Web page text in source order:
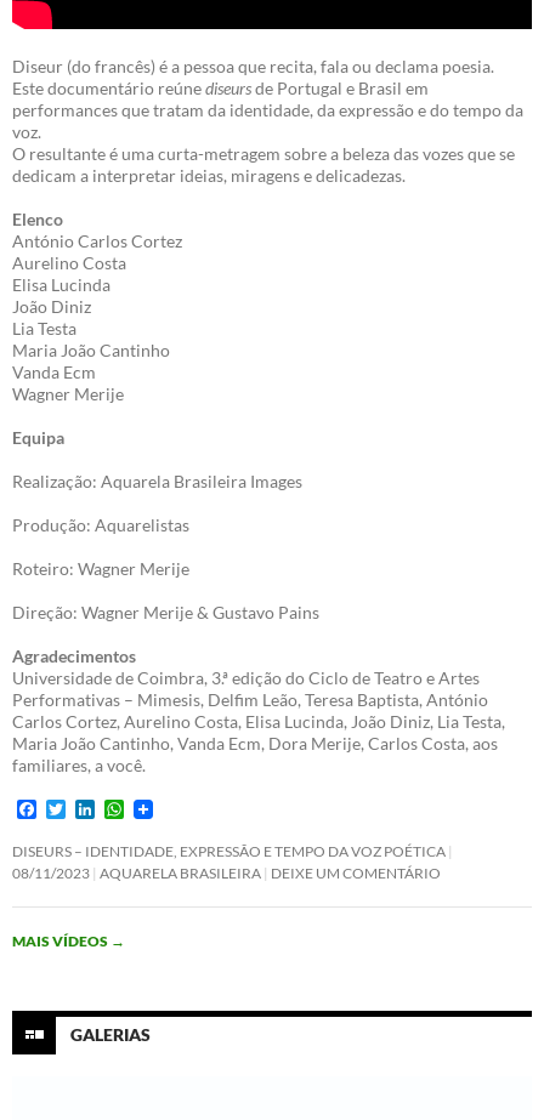
Diseur (do francês) é a pessoa que recita, fala ou declama poesia.
Este documentário reúnediseursde Portugal e Brasil em
performances que tratam da identidade, da expressão e do tempo da
voz.
O resultante é uma curta-metragem sobre a beleza das vozes que se
dedicam a interpretar ideias, miragens e delicadezas.
Elenco
António Carlos Cortez
Aurelino Costa
Elisa Lucinda
João Diniz
Lia Testa
Maria João Cantinho
Vanda Ecm
Wagner Merije
Equipa
Realização: Aquarela Brasileira Images
Produção: Aquarelistas
Roteiro: Wagner Merije
Direção: Wagner Merije & Gustavo Pains
Agradecimentos
Universidade de Coimbra, 3.ª edição do Ciclo de Teatro e Artes
Performativas – Mimesis, Delfim Leão, Teresa Baptista, António
Carlos Cortez, Aurelino Costa, Elisa Lucinda, João Diniz, Lia Testa,
Maria João Cantinho, Vanda Ecm, Dora Merije, Carlos Costa, aos
familiares, a você.
F
c
e
o
k
T
i
t
e
n
k
d
n
W
a
t
A
DISEURS – IDENTIDADE, EXPRESSÃO E TEMPO DA VOZ POÉTICA
08/11/2023 AQUARELA BRASILEIRA DEIXE UM COMENTÁRIO
MAIS VÍDEOS →
GALERIAS